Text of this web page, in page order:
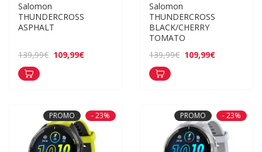
Salomon
THUNDERCROSS
ASPHALT
139,99€ 109,99€
Salomon
THUNDERCROSS
BLACK/CHERRY
TOMATO
139,99€ 109,99€
PROMO - 23% PROMO - 23%